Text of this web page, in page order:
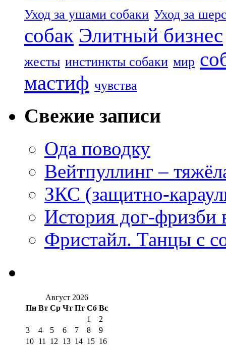
Уход за ушами собаки Уход за
собак Элитный бизнес
жесты инстинкты собаки мир
мастиф чувства
Свежие записи
Ода поводку
Вейтпуллинг –
ЗКС (защитно-
История дог-фризби
Фристайл. Танцы с
Август 2026
Пн Вт Ср Чт Пт Сб Вс
1
2
3
4 5 6 7 8
9
10 11 12 13 14 15 16